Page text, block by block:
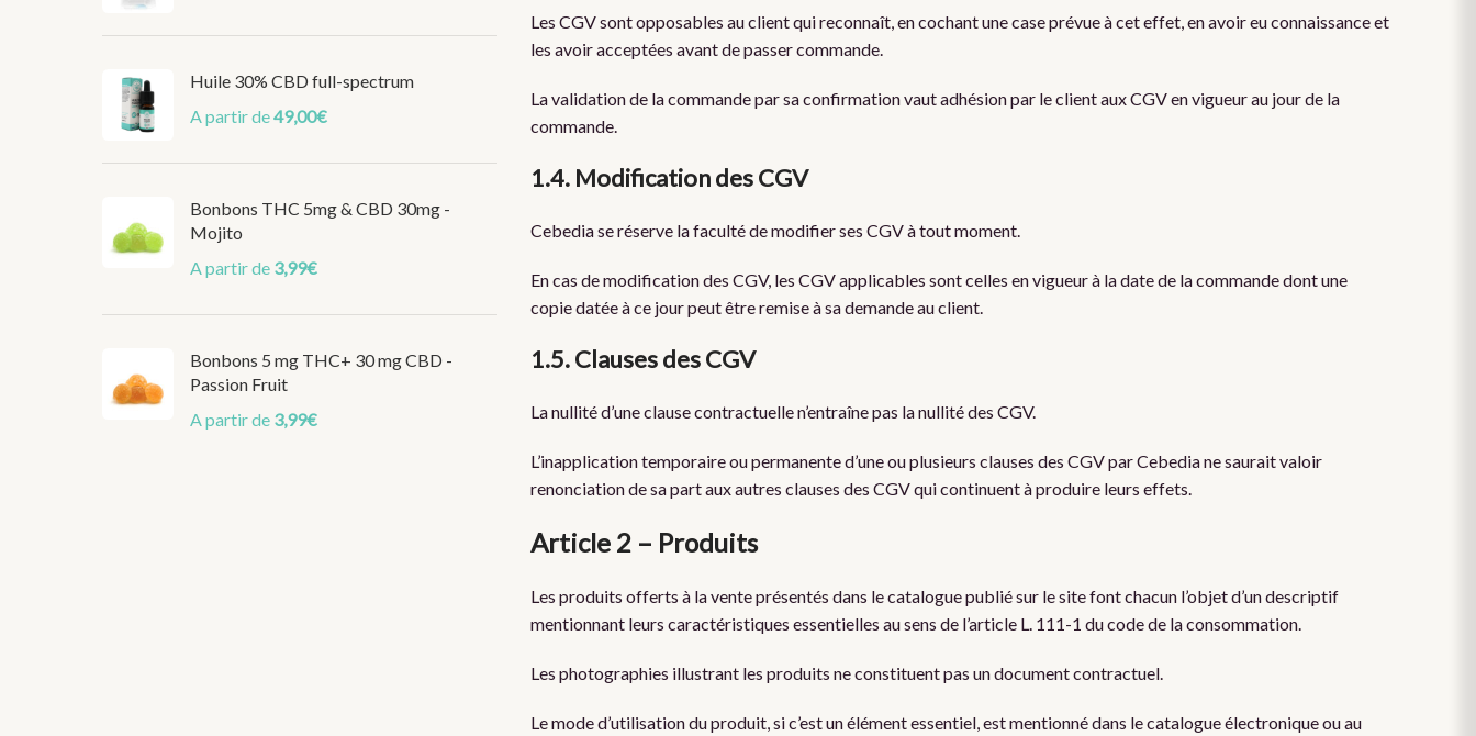
Les CGV sont opposables au client qui reconnaît, en cochant une case prévue à cet effet, en avoir eu connaissance et
les avoir acceptées avant de passer commande.
La validation de la commande par sa confirmation vaut adhésion par le client aux CGV en vigueur au jour de la
commande.
1.4. Modification des CGV
Cebedia se réserve la faculté de modifier ses CGV à tout moment.
En cas de modification des CGV, les CGV applicables sont celles en vigueur à la date de la commande dont une
copie datée à ce jour peut être remise à sa demande au client.
1.5. Clauses des CGV
La nullité d’une clause contractuelle n’entraîne pas la nullité des CGV.
L’inapplication temporaire ou permanente d’une ou plusieurs clauses des CGV par Cebedia ne saurait valoir
renonciation de sa part aux autres clauses des CGV qui continuent à produire leurs effets.
Article 2 – Produits
Les produits offerts à la vente présentés dans le catalogue publié sur le site font chacun l’objet d’un descriptif
mentionnant leurs caractéristiques essentielles au sens de l’article L. 111-1 du code de la consommation.
Les photographies illustrant les produits ne constituent pas un document contractuel.
Le mode d’utilisation du produit, si c’est un élément essentiel, est mentionné dans le catalogue électronique ou au
Huile 30% CBD full-spectrum
A partir de49,00€
Bonbons THC 5mg & CBD 30mg -
Mojito
A partir de 3,99€
Bonbons 5 mg THC+ 30 mg CBD -
Passion Fruit
A partir de 3,99€